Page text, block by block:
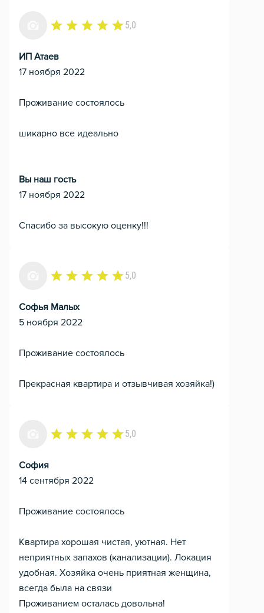
5,0
ИП Атаев
17 ноября 2022
Проживание состоялось
шикарно все идеально
Вы наш гость
17 ноября 2022
Спасибо за высокую оценку!!!
5,0
Софья Малых
5 ноября 2022
Проживание состоялось
Прекрасная квартира и отзывчивая хозяйка!)
5,0
София
14 сентября 2022
Проживание состоялось
Квартира хорошая чистая, уютная. Нет
неприятных запахов (канализации). Локация
удобная. Хозяйка очень приятная женщина,
всегда была на связи
Проживанием осталась довольна!